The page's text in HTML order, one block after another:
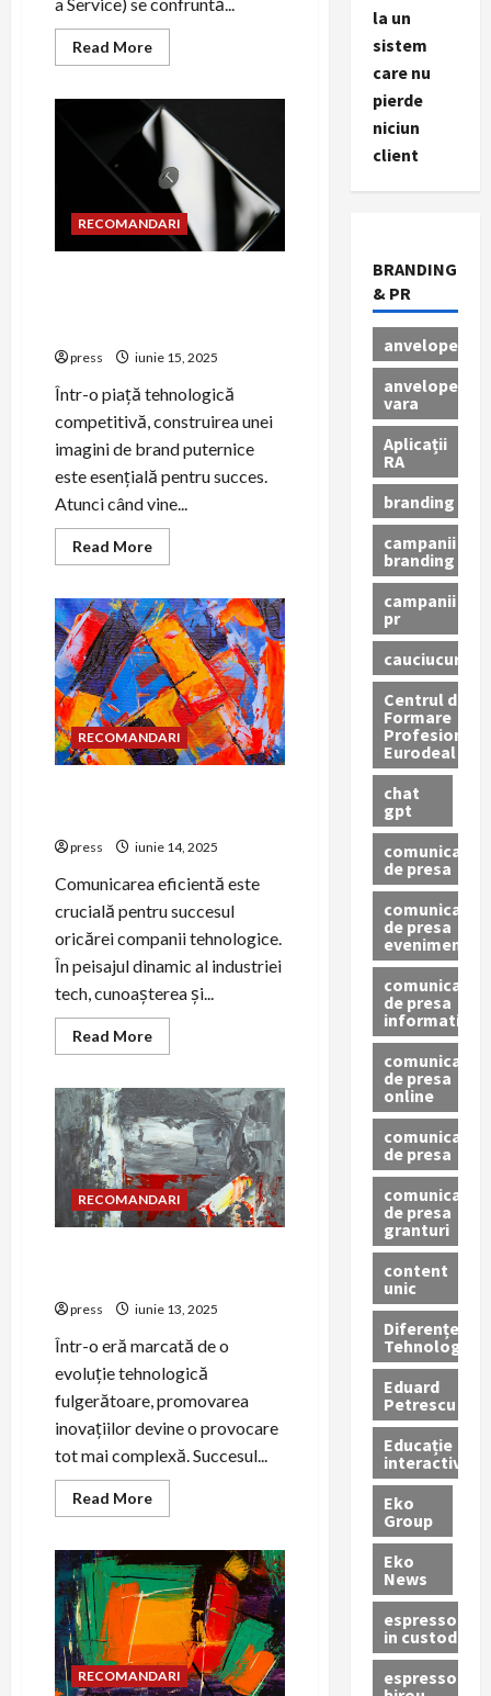
Read MoreRead
more
business
pentru
companii
SaaS:
strategii
eficiente
RECOMANDARI
press iunie 15, 2025
Într-o piață tehnologică
competitivă, construirea unei
imagini de brand puternice
este esențială pentru succes.
Atunci când vine...
Read MoreRead
more
de
povești
de
succes
pentru
PR
în
industria
tech
RECOMANDARI
press iunie 14, 2025
Comunicarea eficientă este
crucială pentru succesul
oricărei companii tehnologice.
În peisajul dinamic al industriei
tech, cunoașterea și...
Read MoreRead
more
în
PR
pentru
companiile
tech
în
2024
RECOMANDARI
press iunie 13, 2025
Într-o eră marcată de o
evoluție tehnologică
fulgerătoare, promovarea
inovațiilor devine o provocare
tot mai complexă. Succesul...
Read MoreRead
more
să
promovezi
inovațiile
tehnologice
RECOMANDARI
la un
sistem
care nu
pierde
niciun
client
BRANDING
& PR
anvelope
anvelope
vara
Aplicații
RA
branding
campanii
branding
campanii
pr
cauciucuri
Centrul de
Formare
Profesionala
Eurodeal
chat
gpt
comunicat
de presa
comunicat
de presa
eveniment
comunicat
de presa
informativ
comunicat
de presa
online
comunicate
de presa
comunicate
de presa
granturi
content
unic
Diferențe
Tehnologice
Eduard
Petrescu
Educație
interactivă
Eko
Group
Eko
News
espressoare
in custodie
espressor